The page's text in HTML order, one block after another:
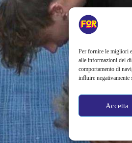
Per fornire le migliori
alle informazioni del
comportamento di
influire negativamente
Accetta